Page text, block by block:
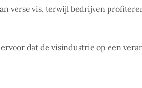
verse vis, terwijl bedrijven
dat de visindustrie op een